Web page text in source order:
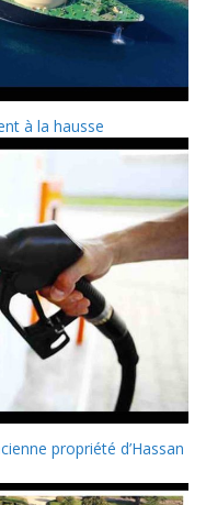
à la hausse
propriété d’Hassan